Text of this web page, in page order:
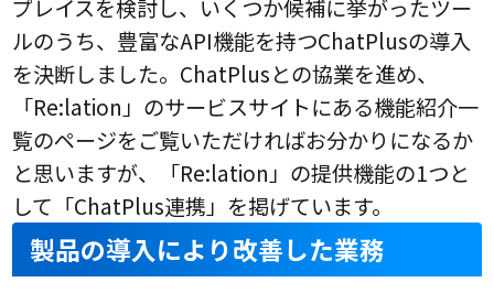
プレイスを検討し、いくつか候補に挙がったツー
ルのうち、豊富なAPI機能を持つChatPlusの導入
を決断しました。ChatPlusとの協業を進め、
「Re:lation」のサービスサイトにある機能紹介一
覧のページをご覧いただければお分かりになるか
と思いますが、「Re:lation」の提供機能の1つと
して「ChatPlus連携」を掲げています。
製品の導入により改善した業務